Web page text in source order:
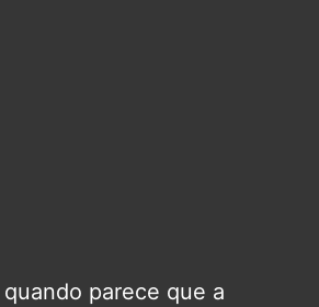
parece que a